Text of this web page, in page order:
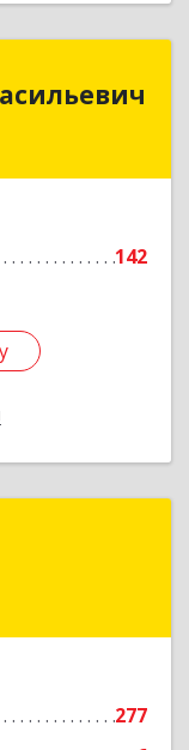
142
Куйбышев г,
277
г, М.Горького